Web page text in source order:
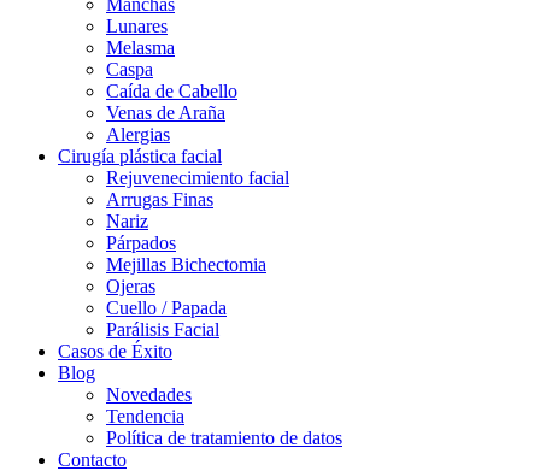
Manchas
Lunares
Melasma
Caspa
Caída de Cabello
Venas de Araña
Alergias
Cirugía plástica facial
Rejuvenecimiento facial
Arrugas Finas
Nariz
Párpados
Mejillas Bichectomia
Ojeras
Cuello / Papada
Parálisis Facial
Casos de Éxito
Blog
Novedades
Tendencia
Política de tratamiento de datos
Contacto